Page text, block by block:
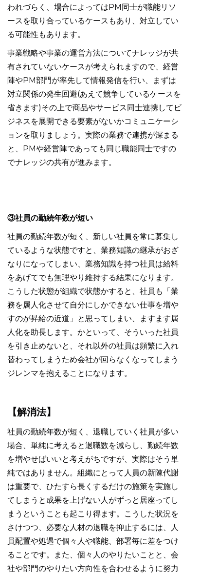
われづらく、場合によってはPM同士が職能リソ
ースを取り合っているケースもあり、対立してい
る可能性もあります。
事業戦略や事業の運営方法についてナレッジが共
有されていないケースが考えられますので、経営
陣やPM部門が率先して情報発信を行い、まずは
対立関係の発生回避(あえて競争しているケースを
省きます)その上で商品やサービス同士連携してビ
ジネスを展開できる要素がないかコミュニケーシ
ョンを取りましょう。実際の業務で連携が深まる
と、PMや経営陣であっても同じ職能同士ですの
でナレッジの共有が進みます。
③社員の勤続年数が短い
社員の勤続年数が短く、新しい社員を常に募集し
ているような状態ですと、業務知識の継承がおざ
なりになってしまい、業務知識を持つ社員は給料
をあげてでも無理やり維持する結果になります。
こうした状態が組織で状態かすると、社員も「業
務を属人化させて自分にしかできない仕事を増や
すのが昇給の近道」と思ってしまい、ますます属
人化を助長します。かといって、そういった社員
を引き止めないと、それ以外の社員は頻繁に入れ
替わってしまうため会社が回らなくなってしまう
ジレンマを抱えることになります。
【解消法】
社員の勤続年数が短く、退職していく社員が多い
場合、単純に考えると退職数を減らし、勤続年数
を増やせばいいと考えがちですが、実際はそう単
純ではありません。組織にとって人員の新陳代謝
は重要で、ひたすら長くするだけの施策を実施し
てしまうと成果を上げない人がずっと居座ってし
まうということも起こり得ます。こうした状況を
さけつつ、必要な人材の退職を抑止するには、人
員配置や処遇で個々人や職能、部署毎に差をつけ
ることです。また、個々人のやりたいことと、会
社や部門のやりたい方向性を合わせるように努力